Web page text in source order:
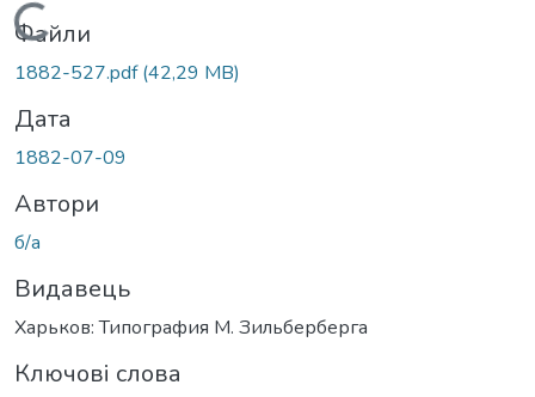
Вантажиться...
Файли
1882-527.pdf(42,29 MB)
Дата
1882-07-09
Автори
б/а
Видавець
Харьков: Типография М. Зильберберга
Ключові слова